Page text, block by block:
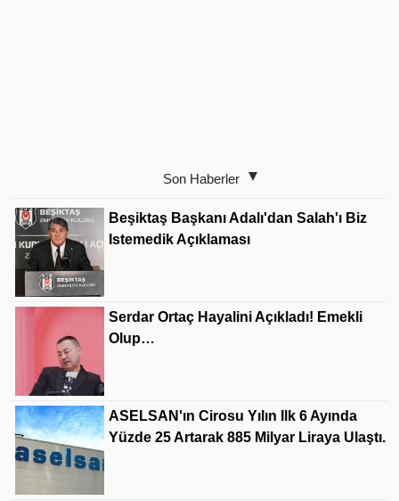
Son Haberler
Beşiktaş Başkanı Adalı'dan Salah'ı Biz
Istemedik Açıklaması
Serdar Ortaç Hayalini Açıkladı! Emekli
Olup…
ASELSAN'ın Cirosu Yılın Ilk 6 Ayında
Yüzde 25 Artarak 885 Milyar Liraya Ulaştı.